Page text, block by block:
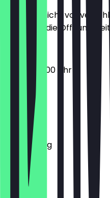
Damit du nicht vor
halten wir die
06:00 - 22:00 Uhr
Montag
Dienstag
Mittwoch
Donnerstag
Freitag
Samstag
Sonntag